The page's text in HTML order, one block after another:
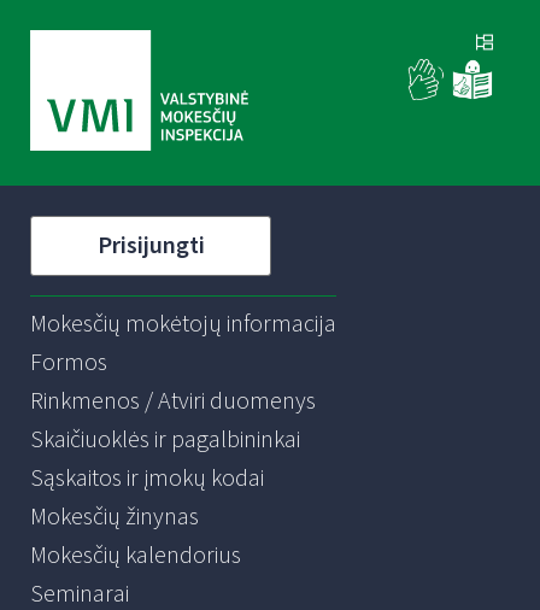
Prisijungti
Mokesčių mokėtojų informacija
Formos
Rinkmenos / Atviri duomenys
Skaičiuoklės ir pagalbininkai
Sąskaitos ir įmokų kodai
Mokesčių žinynas
Mokesčių kalendorius
Seminarai